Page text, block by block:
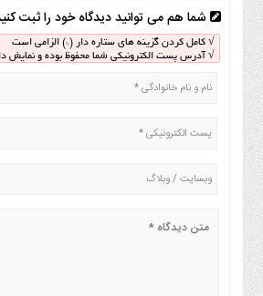
درباره
ما
ارتباط
با
ما
شما هم می توانید دیدگاه خود را ثبت
√ کامل کردن گزینه های ستاره دار (*) الزامی است
√ آدرس پست الکترونیکی شما محفوظ بوده و نمایش